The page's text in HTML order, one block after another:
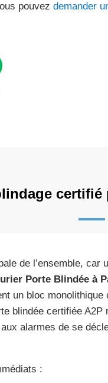
pouvez demander
de l’ensemble, car
Porte Blindée à
un bloc monolithique
blindée certifiée A2P
alarmes de se
: